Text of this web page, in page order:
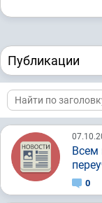
Публикации
Всем
0